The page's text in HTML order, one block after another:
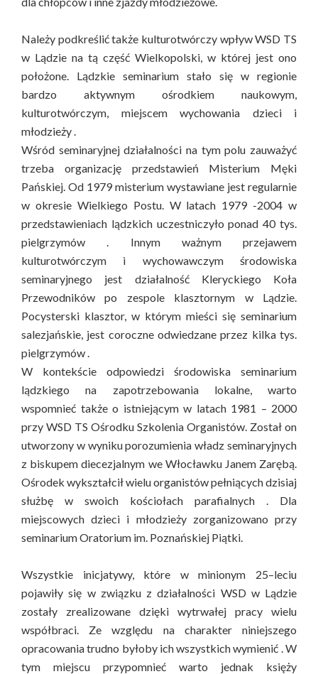
Należy podkreślić także kulturotwórczy wpływ WSD TS
w Lądzie na tą część Wielkopolski, w której jest ono
położone. Lądzkie seminarium stało się w regionie
bardzo aktywnym ośrodkiem naukowym,
kulturotwórczym, miejscem wychowania dzieci i
młodzieży .
Wśród seminaryjnej działalności na tym polu zauważyć
trzeba organizację przedstawień Misterium Męki
Pańskiej. Od 1979 misterium wystawiane jest regularnie
w okresie Wielkiego Postu. W latach 1979 -2004 w
przedstawieniach lądzkich uczestniczyło ponad 40 tys.
pielgrzymów . Innym ważnym przejawem
kulturotwórczym i wychowawczym środowiska
seminaryjnego jest działalność Kleryckiego Koła
Przewodników po zespole klasztornym w Lądzie.
Pocysterski klasztor, w którym mieści się seminarium
salezjańskie, jest coroczne odwiedzane przez kilka tys.
pielgrzymów .
W kontekście odpowiedzi środowiska seminarium
lądzkiego na zapotrzebowania lokalne, warto
wspomnieć także o istniejącym w latach 1981 – 2000
przy WSD TS Ośrodku Szkolenia Organistów. Został on
utworzony w wyniku porozumienia władz seminaryjnych
z biskupem diecezjalnym we Włocławku Janem Zarębą.
Ośrodek wykształcił wielu organistów pełniących dzisiaj
służbę w swoich kościołach parafialnych . Dla
miejscowych dzieci i młodzieży zorganizowano przy
seminarium Oratorium im. Poznańskiej Piątki.
Wszystkie inicjatywy, które w minionym 25–leciu
pojawiły się w związku z działalności WSD w Lądzie
zostały zrealizowane dzięki wytrwałej pracy wielu
współbraci. Ze względu na charakter niniejszego
opracowania trudno byłoby ich wszystkich wymienić . W
tym miejscu przypomnieć warto jednak księży